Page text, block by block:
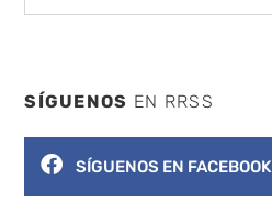
SÍGUENOS EN RRSS
SÍGUENOS EN FACEBOOK